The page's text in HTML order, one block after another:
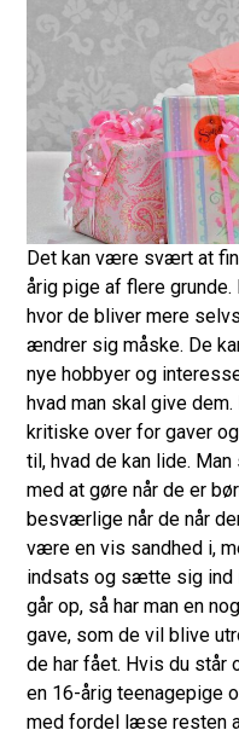
Det kan være svært at
årig pige af flere
hvor de bliver mere
ændrer sig måske. De
nye hobbyer og
hvad man skal give
kritiske over for gaver
til, hvad de kan lide.
med at gøre når de er
besværlige når de når
være en vis sandhed i,
indsats og sætte sig ind
går op, så har man en
gave, som de vil blive
de har fået. Hvis du står
en 16-årig teenagepige
med fordel læse resten